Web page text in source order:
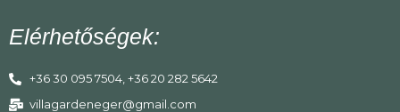
Elérhetőségek:
+36 30 095 7504, +36 20 282 5642
villagardeneger@gmail.com